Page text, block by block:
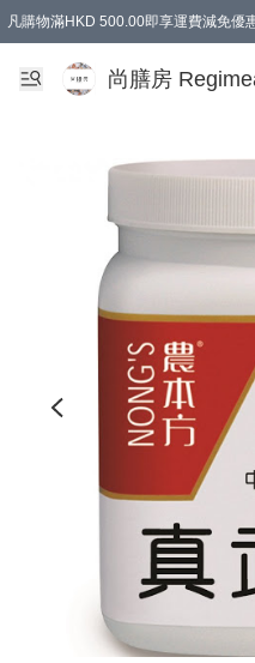
凡購物滿HKD 500.00即享運費減免優
尚膳房